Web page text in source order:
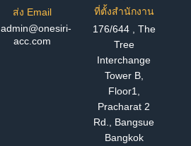
ส่ง Email
admin@onesiri-
acc.com
ที่ตั้งสำนักงาน
176/644 , The
Tree
Interchange
Tower B,
Floor1,
Pracharat 2
Rd., Bangsue
Bangkok